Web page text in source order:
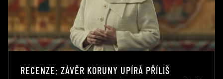
RECENZE: ZÁVĚR KORUNY UPÍRÁ PŘÍLIŠ